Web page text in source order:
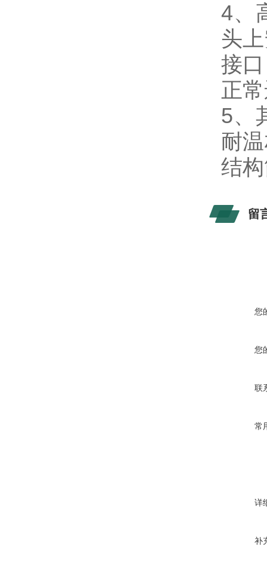
4、
头
接
正
5、
耐
结
留
您
您
联
常
详
补